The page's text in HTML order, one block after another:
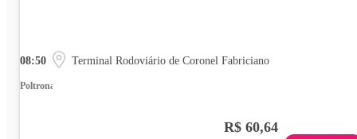
08:50 Terminal Rodoviário de Coronel Fabriciano
Poltrona
R$ 60,64